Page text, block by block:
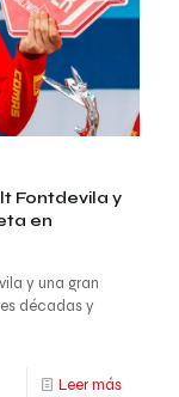
Fontdevila y
en
y una gran
décadas y
Leer más